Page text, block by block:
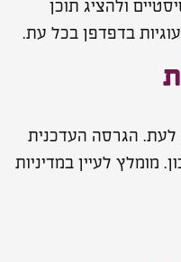
ולהציג תוכן
בדפדפן בכל עת.
לעת. הגרסה העדכנית
מומלץ לעיין במדיניות